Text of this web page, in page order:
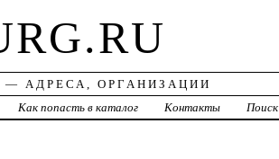
АДРЕСА, ОРГАНИЗАЦИИ
Как попасть в каталог Контакты Поиск